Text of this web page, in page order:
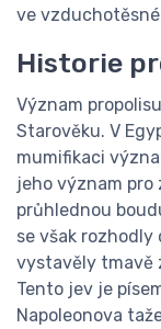
ve
Historie
Význam
Starověku. V
mumifikaci
jeho význam
průhlednou
se však
vystavěly tmavě
Tento jev je
Napoleonova